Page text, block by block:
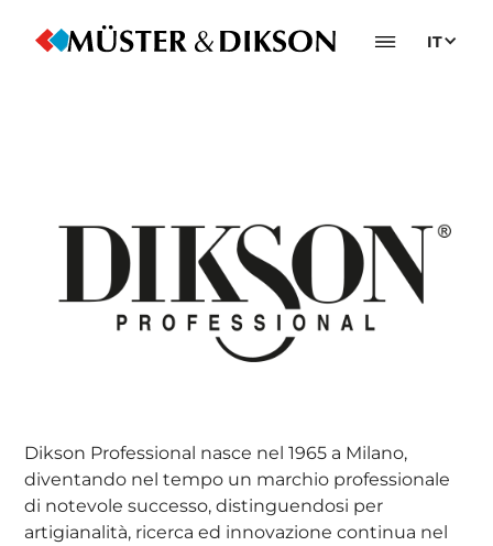
IT
Dikson Professional nasce nel 1965 a Milano,
diventando nel tempo un marchio professionale
di notevole successo, distinguendosi per
artigianalità, ricerca ed innovazione continua nel